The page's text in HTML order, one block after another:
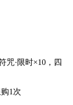
咒·限时×10，四
1次